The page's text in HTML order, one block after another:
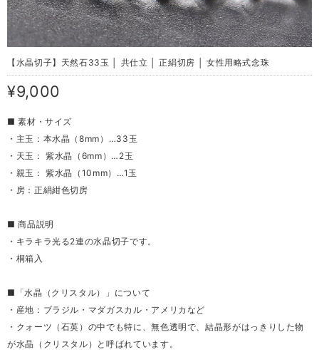
【水晶切子】天然石33玉 │ 共仕立 │ 正絹切房 │ 女性用略式念珠
¥9,000
■ 素材・サイズ
・主玉：本水晶（8mm）…33玉
・天玉： 紫水晶（6mm）…2玉
・親玉： 紫水晶（10mm）…1玉
・房：正絹紺色切房
■ 商品説明
・キラキラ光る2連の水晶切子です。
・桐箱入
■「水晶（クリスタル）」について
・産地：ブラジル・マダガスカル・アメリカなど
・クォーツ（石英）の中でも特に、無色透明で、結晶形がはっきりした物
が水晶（クリスタル）と呼ばれています。